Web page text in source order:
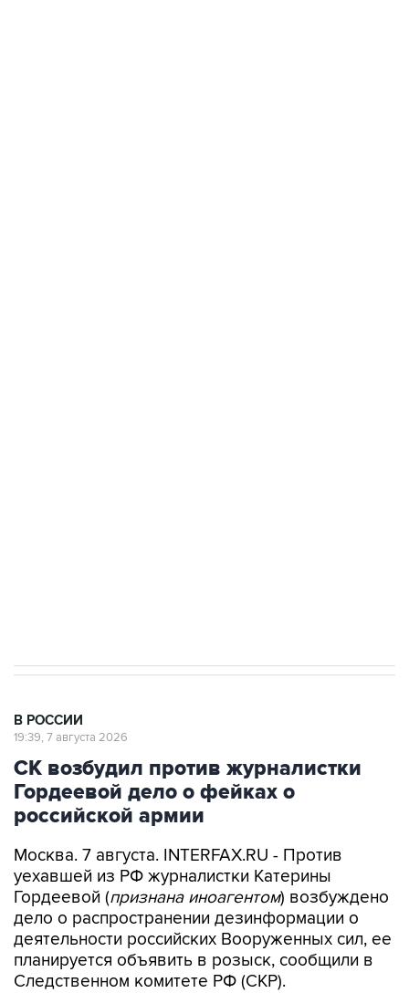
В РОССИИ
19:39, 7 августа 2026
СК возбудил против журналистки
Гордеевой дело о фейках о
российской армии
Москва. 7 августа. INTERFAX.RU - Против
уехавшей из РФ журналистки Катерины
Гордеевой (признана иноагентом) возбуждено
дело о распространении дезинформации о
деятельности российских Вооруженных сил, ее
планируется объявить в розыск, сообщили в
Следственном комитете РФ (СКР).